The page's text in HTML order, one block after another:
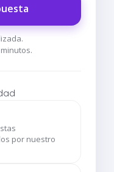
por nuestro